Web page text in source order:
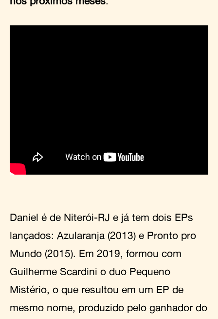
Daniel é de Niterói-RJ e já tem dois EPs
lançados: Azularanja (2013) e Pronto pro
Mundo (2015). Em 2019, formou com
Guilherme Scardini o duo Pequeno
Mistério, o que resultou em um EP de
mesmo nome, produzido pelo ganhador do